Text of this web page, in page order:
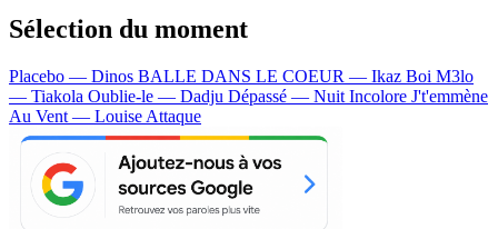
Sélection du moment
Placebo — Dinos BALLE DANS LE COEUR — Ikaz Boi M3lo
— Tiakola Oublie-le — Dadju Dépassé — Nuit Incolore J't'emmène
Au Vent — Louise Attaque